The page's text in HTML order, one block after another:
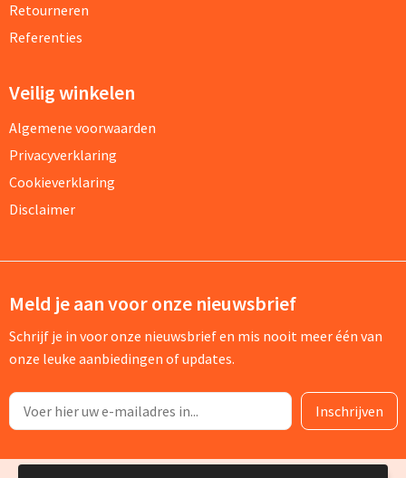
Retourneren
Referenties
Veilig winkelen
Algemene voorwaarden
Privacyverklaring
Cookieverklaring
Disclaimer
Meld je aan voor onze nieuwsbrief
Schrijf je in voor onze nieuwsbrief en mis nooit meer één van
onze leuke aanbiedingen of updates.